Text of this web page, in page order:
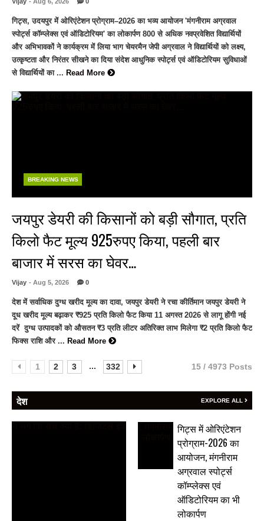
गिट्स, उदयपुर में ओरिएंटेशन प्रोग्राम–2026 का भव्य आयोजन 'मंगनीराम अग्रवाल
स्पोर्ट्स कॉम्प्लेक्स एवं ऑडिटोरियम' का लोकार्पण 800 से अधिक नवप्रवेशित विद्यार्थियों
और अभिभावकों ने कार्यक्रम में लिया भाग चेयरमैन जेपी अग्रवाल ने विद्यार्थियों को लक्ष्य,
उत्कृष्टता और निरंतर सीखने का दिया संदेश आधुनिक स्पोर्ट्स एवं ऑडिटोरियम सुविधाओं
से विद्यार्थियों का ... Read More
BREAKING NEWS
जयपुर डेयरी की किसानों को बड़ी सौगात, प्रति
किलो फैट मूल्य 925रुपए किया, पहली बार
बाजार में सरस का घेवर…
Vijay - Aug 5, 2026 0
देश में सर्वाधिक दुग्ध खरीद मूल्य का दावा, जयपुर डेयरी ने रचा कीर्तिमान जयपुर डेयरी ने
दूध खरीद मूल्य बढ़ाकर ₹925 प्रति किलो फैट किया 11 अगस्त 2026 से लागू होंगी नई
दरें दुग्ध उत्पादकों को औसतन ₹3 प्रति लीटर अतिरिक्त लाभ मिलेगा ₹2 प्रति किलो फैट
फिक्स राशि और ... Read More
1 2 3 ... 332 15 / 4973 Posts
देश EXPLORE ALL
गिट्स में ओरिएंटेशन
प्रोग्राम-2026 का
आयोजन, मंगनीराम
अग्रवाल स्पोर्ट्स
कॉम्प्लेक्स एवं
ऑडिटोरियम का भी
लोकार्पण